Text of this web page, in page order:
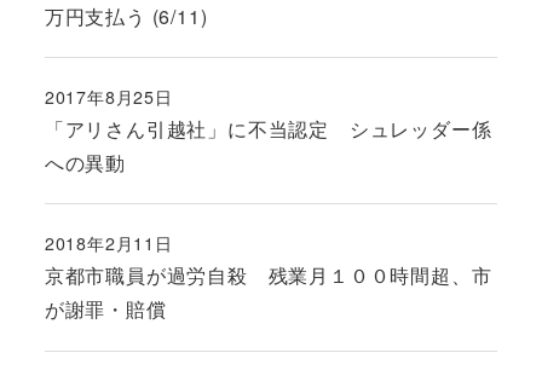
万円支払う (6/11)
「アリさん引越社」に不当認定 シュレッダー係
への異動
投稿日
2017年8月25日
京都市職員が過労自殺 残業月１００時間超、市
が謝罪・賠償
投稿日
2018年2月11日